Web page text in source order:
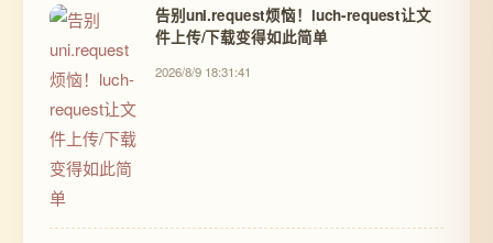
告别uni.request烦恼！luch-request让文
件上传/下载变得如此简单
2026/8/9 18:31:41